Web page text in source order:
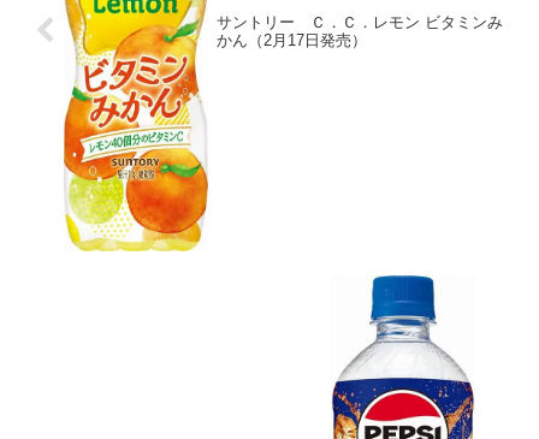
サントリー Ｃ．Ｃ．レモン ビタミンみ
かん（2月17日発売）